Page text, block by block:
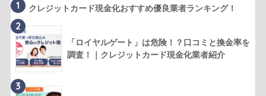
1 クレジットカード現金化おすすめ優良業者ランキング！
2
「ロイヤルゲート」は危険！？口コミと換金率を
調査！｜クレジットカード現金化業者紹介
3